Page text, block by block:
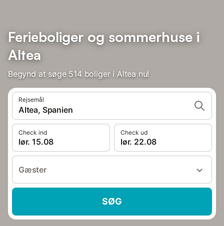
Ferieboliger og sommerhuse i
Altea
Begynd at søge 514 boliger i Altea nu!
Rejsemål
Altea, Spanien
Check ind
lør. 15.08
Check ud
lør. 22.08
Gæster
SØG